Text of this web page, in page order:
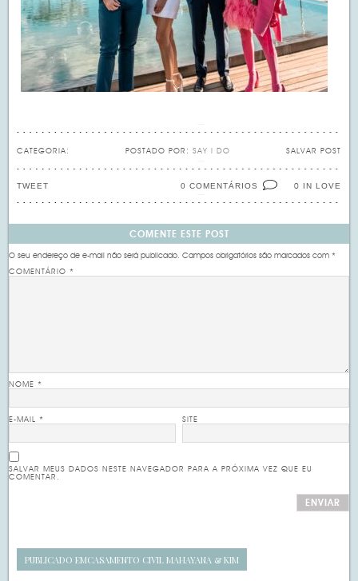
CATEGORIA: SALVAR POST
POSTADO POR: SAY I DO
0 IN LOVE
0 COMENTÁRIOS
TWEET
COMENTE ESTE POST
O seu endereço de e-mail não será publicado. Campos obrigatórios são marcados com*
COMENTÁRIO*
NOME*
E-MAIL* SITE
SALVAR MEUS DADOS NESTE NAVEGADOR PARA A PRÓXIMA VEZ QUE EU
COMENTAR.
PUBLICADO EMCASAMENTO CIVIL MAHAYANA & KIM